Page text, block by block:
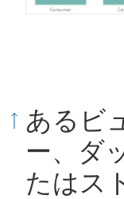
あるビ
ー、ダ
たはス